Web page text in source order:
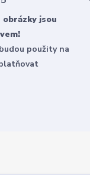
jsou
použity na